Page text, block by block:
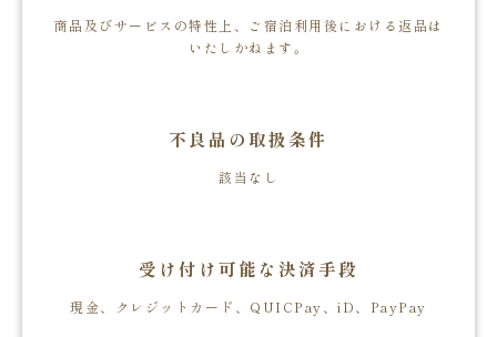
商品及びサービスの特性上、ご宿泊利用後における返品は
いたしかねます。
不良品の取扱条件
該当なし
受け付け可能な決済手段
現金、クレジットカード、QUICPay、iD、PayPay